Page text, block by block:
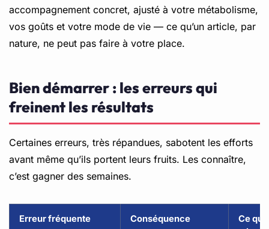
accompagnement concret, ajusté à votre métabolisme,
vos goûts et votre mode de vie — ce qu’un article, par
nature, ne peut pas faire à votre place.
Bien démarrer : les erreurs qui
freinent les résultats
Certaines erreurs, très répandues, sabotent les efforts
avant même qu’ils portent leurs fruits. Les connaître,
c’est gagner des semaines.
Erreur fréquente Conséquence
Ce qui